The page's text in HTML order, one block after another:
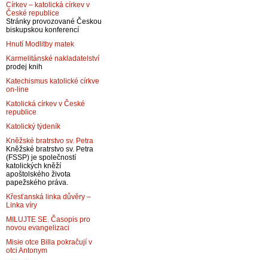
Církev – katolická církev v
České republice
Stránky provozované Českou
biskupskou konferencí
Hnutí Modlitby matek
Karmelitánské nakladatelství
prodej knih
Katechismus katolické církve
on-line
Katolická církev v České
republice
Katolický týdeník
Kněžské bratrstvo sv. Petra
Kněžské bratrstvo sv. Petra
(FSSP) je společností
katolických kněží
apoštolského života
papežského práva.
Křesťanská linka důvěry –
Linka víry
MILUJTE SE. Časopis pro
novou evangelizaci
Misie otce Billa pokračují v
otci Antonym